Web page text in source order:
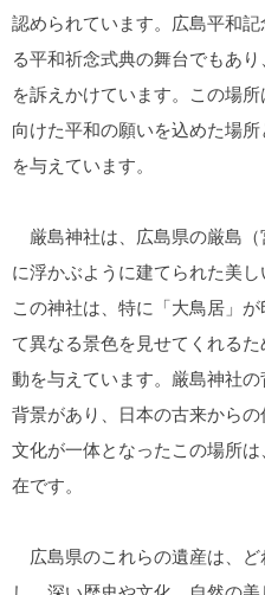
認められています。広島平和
る平和祈念式典の舞台でもあ
を訴えかけています。この場
向けた平和の願いを込めた場
を与えています。
厳島神社は、広島県の厳島
に浮かぶように建てられた美し
この神社は、特に「大鳥居」
て異なる景色を見せてくれる
動を与えています。厳島神社
背景があり、日本の古来から
文化が一体となったこの場所
在です。
広島県のこれらの遺産は、